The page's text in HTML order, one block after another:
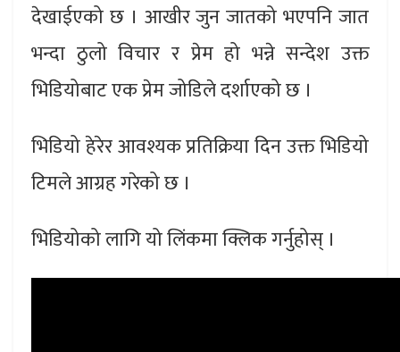
देखाईएको छ । आखीर जुन जातको भएपनि जात
भन्दा ठुलो विचार र प्रेम हो भन्ने सन्देश उक्त
भिडियोबाट एक प्रेम जोडिले दर्शाएको छ ।
भिडियो हेरेर आवश्यक प्रतिक्रिया दिन उक्त भिडियो
टिमले आग्रह गरेको छ ।
भिडियोको लागि यो लिंकमा क्लिक गर्नुहोस् ।